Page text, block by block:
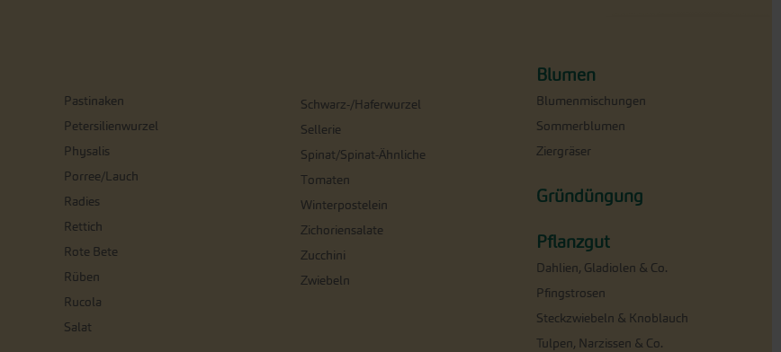
Pastinaken
Petersilienwurzel
Physalis
Porree/Lauch
Radies
Rettich
Rote Bete
Rüben
Rucola
Salat
Schwarz-/Haferwurzel
Sellerie
Spinat/Spinat-Ähnliche
Tomaten
Winterpostelein
Zichoriensalate
Zucchini
Zwiebeln
Blumen
Blumenmischungen
Sommerblumen
Ziergräser
Gründüngung
Pflanzgut
Dahlien, Gladiolen & Co.
Pfingstrosen
Steckzwiebeln & Knoblauch
Tulpen, Narzissen & Co.